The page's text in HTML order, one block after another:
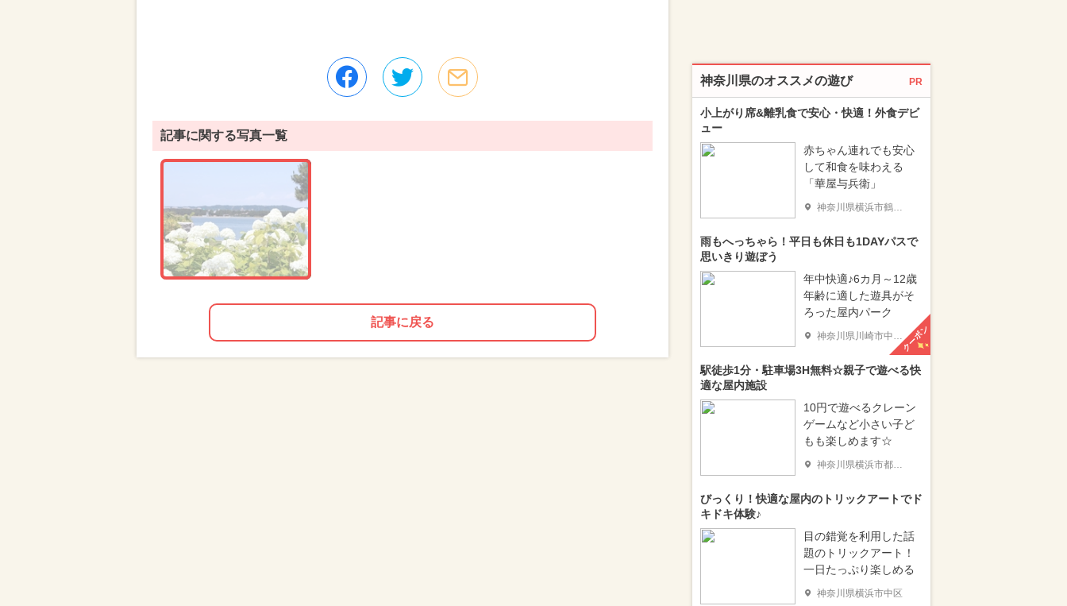
記事に関する写真一覧
記事に戻る
神奈川県のオススメの遊び PR
小上がり席&離乳食で安心・快適！外食デビ
ュー
赤ちゃん連れでも安心
して和食を味わえる
「華屋与兵衛」
神奈川県横浜市鶴見区
雨もへっちゃら！平日も休日も1DAYパスで
思いきり遊ぼう
年中快適♪6カ月～12歳
年齢に適した遊具がそ
ろった屋内パーク
神奈川県川崎市中原区 クーポン
駅徒歩1分・駐車場3H無料☆親子で遊べる快
適な屋内施設
10円で遊べるクレーン
ゲームなど小さい子ど
もも楽しめます☆
神奈川県横浜市都筑区
びっくり！快適な屋内のトリックアートでド
キドキ体験♪
目の錯覚を利用した話
題のトリックアート！
一日たっぷり楽しめる
神奈川県横浜市中区